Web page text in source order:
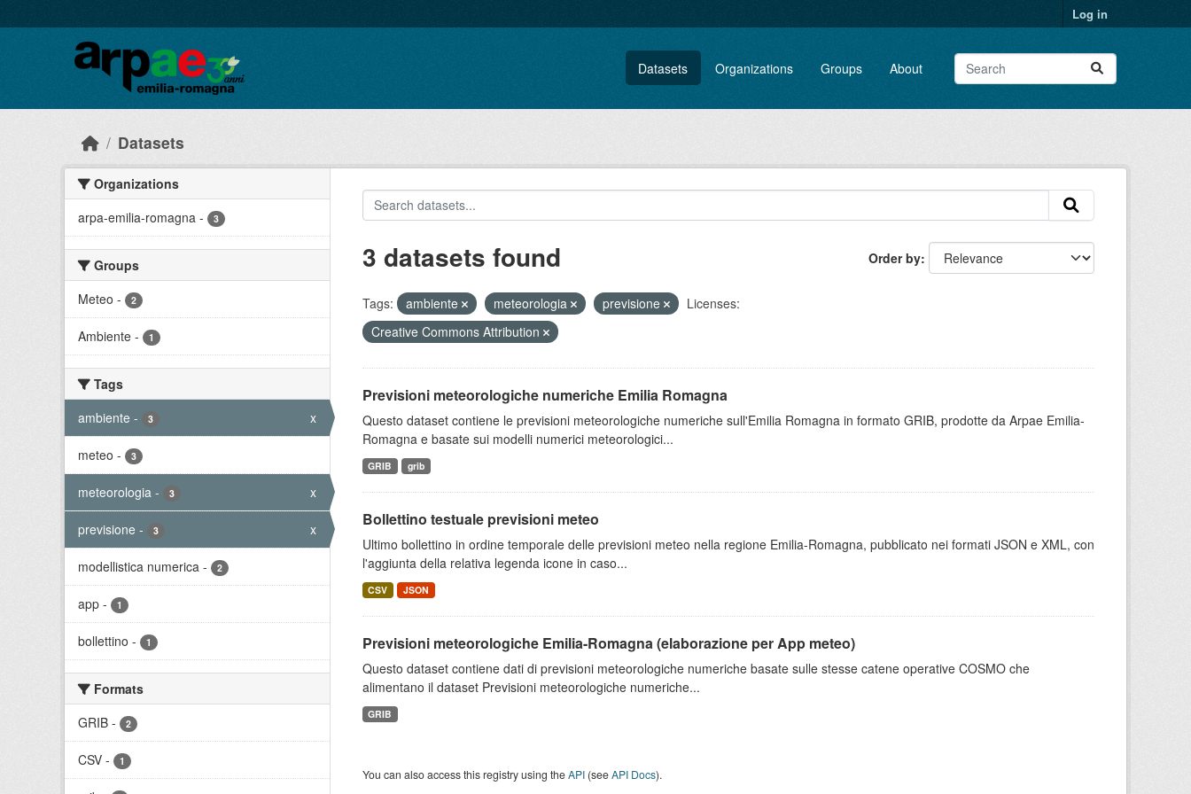
Log in
Datasets Organizations Groups About
Datasets
Organizations
arpa-emilia-romagna - 3
Groups
Meteo - 2
Ambiente - 1
Tags
ambiente - 3 x
meteo - 3
meteorologia - 3 x
previsione - 3 x
modellistica numerica - 2
app - 1
bollettino - 1
Formats
GRIB - 2
CSV - 1
Order by
3 datasets found
Tags: ambiente meteorologia previsione
Licenses:
Creative Commons Attribution
Previsioni meteorologiche numeriche Emilia Romagna
Questo dataset contiene le previsioni meteorologiche numeriche sull'Emilia Romagna in formato GRIB, prodotte da Arpae Emilia-
Romagna e basate sui modelli numerici meteorologici...
GRIB grib
Bollettino testuale previsioni meteo
Ultimo bollettino in ordine temporale delle previsioni meteo nella regione Emilia-Romagna, pubblicato nei formati JSON e XML, con
l'aggiunta della relativa legenda icone in caso...
CSV JSON
Previsioni meteorologiche Emilia-Romagna (elaborazione per App meteo)
Questo dataset contiene dati di previsioni meteorologiche numeriche basate sulle stesse catene operative COSMO che
alimentano il dataset Previsioni meteorologiche numeriche...
GRIB
You can also access this registry using theAPI(seeAPI Docs).